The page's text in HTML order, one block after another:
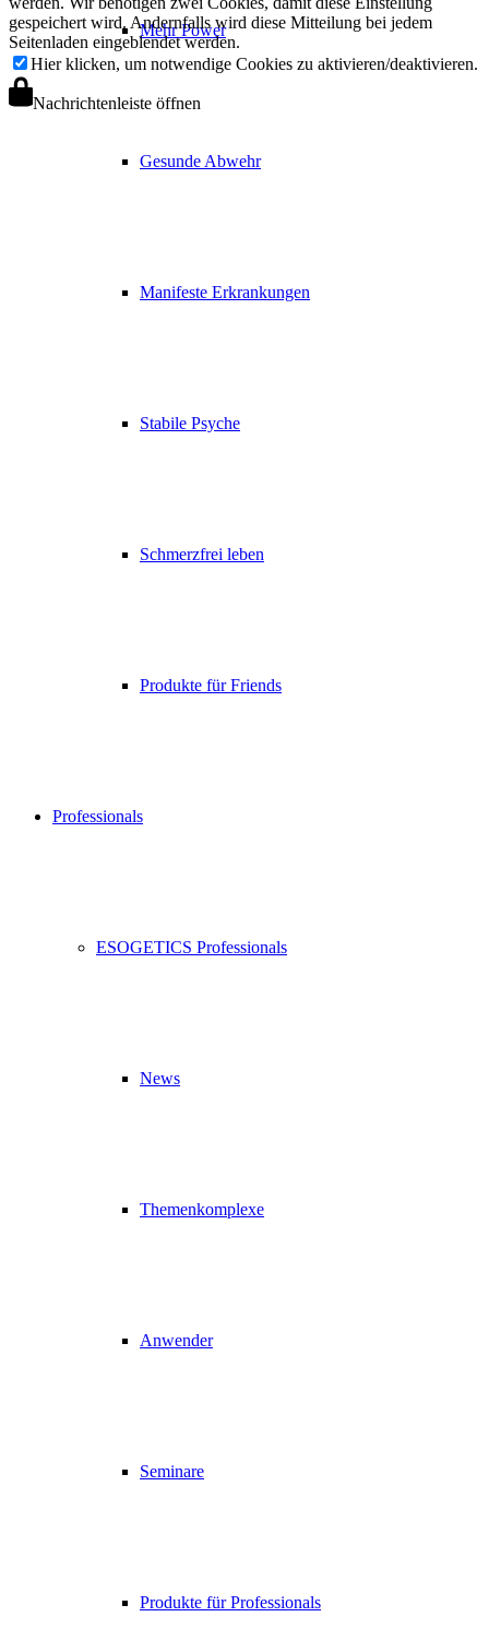
Mehr Power
Gesunde Abwehr
Manifeste Erkrankungen
Stabile Psyche
Schmerzfrei leben
Produkte für Friends
Professionals
ESOGETICS Professionals
News
Themenkomplexe
Anwender
Seminare
Produkte für Professionals
gespeichert wird. Andernfalls wird diese Mitteilung bei jedem
Seitenladen eingeblendet werden.
Hier klicken, um notwendige Cookies zu aktivieren/deaktivieren.
Nachrichtenleiste öffnen